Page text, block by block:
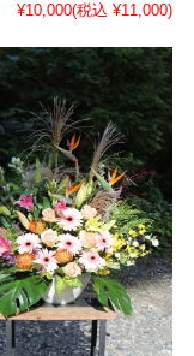
¥10,000(税込 ¥11,000)